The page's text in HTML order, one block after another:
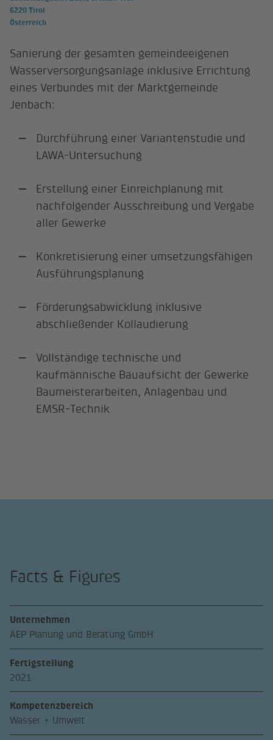
6220 Tirol
Österreich
Sanierung der gesamten gemeindeeigenen
Wasserversorgungsanlage inklusive Errichtung
eines Verbundes mit der Marktgemeinde
Jenbach:
Durchführung einer Variantenstudie und
LAWA-Untersuchung
Erstellung einer Einreichplanung mit
nachfolgender Ausschreibung und Vergabe
aller Gewerke
Konkretisierung einer umsetzungsfähigen
Ausführungsplanung
Förderungsabwicklung inklusive
abschließender Kollaudierung
Vollständige technische und
kaufmännische Bauaufsicht der Gewerke
Baumeisterarbeiten, Anlagenbau und
EMSR-Technik
Facts & Figures
Unternehmen
AEP Planung und Beratung GmbH
Fertigstellung
2021
Kompetenzbereich
Wasser + Umwelt